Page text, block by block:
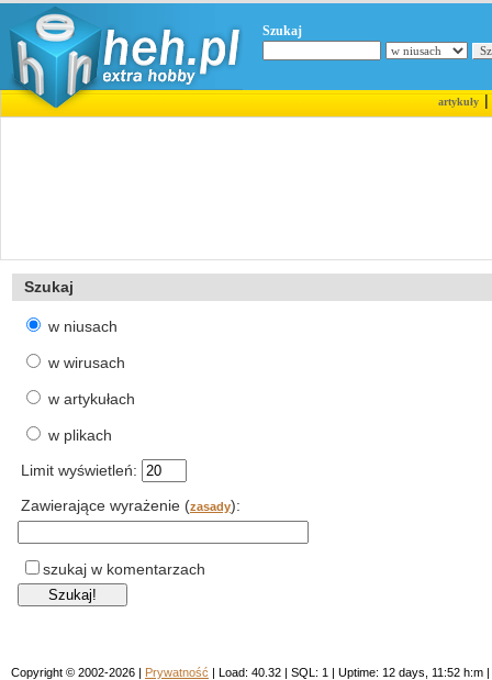
Szukaj
artykuły|
Szukaj
w niusach
w wirusach
w artykułach
w plikach
Limit wyświetleń:
Zawierające wyrażenie (zasady):
szukaj w komentarzach
Copyright © 2002-2026 | Prywatność | Load: 40.32 | SQL: 1 | Uptime: 12 days, 11:52